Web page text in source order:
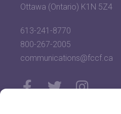
Ottawa (Ontario) K1N 5Z4
613-241-8770
800-267-2005
communications@fccf.ca